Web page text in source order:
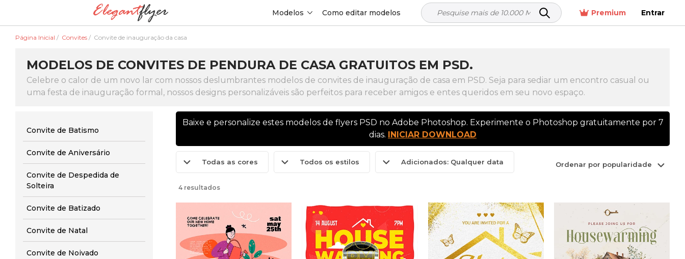
Modelos Como editar modelos Premium Entrar
Página Inicial / Convites / Convite de inauguração da casa
MODELOS DE CONVITES DE PENDURA DE CASA GRATUITOS EM PSD.
Celebre o calor de um novo lar com nossos deslumbrantes modelos de convites de inauguração de casa em PSD. Seja para sediar um encontro casual ou
uma festa de inauguração formal, nossos designs personalizáveis são perfeitos para receber amigos e entes queridos em seu novo espaço.
Convite de Batismo
Convite de Aniversário
Convite de Despedida de
Solteira
Convite de Batizado
Convite de Natal
Convite de Noivado
Baixe e personalize estes modelos de flyers PSD no Adobe Photoshop. Experimente o Photoshop gratuitamente por 7
dias. INICIAR DOWNLOAD
Todas as cores Todos os estilos Adicionados: Qualquer data Ordenar por popularidade
4 resultados